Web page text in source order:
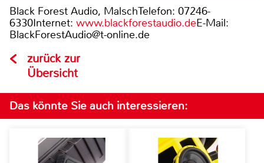
Black Forest Audio, MalschTelefon: 07246-
6330Internet: www.blackforestaudio.deE-Mail:
BlackForestAudio@t-online.de
zurück zur
Übersicht
Das könnte Sie auch interessieren: